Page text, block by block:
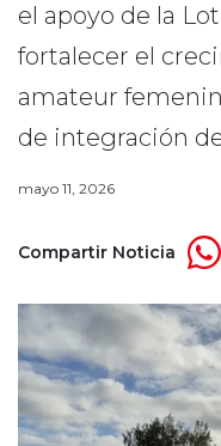
el apoyo de la
fortalecer el
amateur
de integración
mayo 11, 2026
Compartir Noticia